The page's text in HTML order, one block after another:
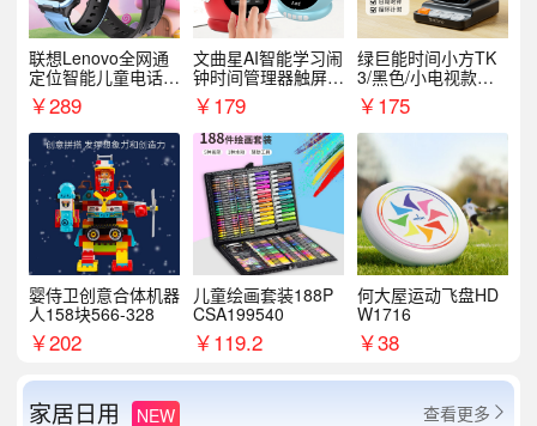
联想Lenovo全网通
定位智能儿童电话手
表A1
￥289
文曲星AI智能学习闹
钟时间管理器触屏N
1pro
￥179
绿巨能时间小方TK
3/黑色/小电视款【T
K3】
￥175
婴侍卫创意合体机器
人158块566-328
￥202
儿童绘画套装188P
CSA199540
￥119.2
何大屋运动飞盘HD
W1716
￥38
家居日用 NEW 查看更多 